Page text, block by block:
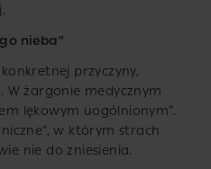
nieba”
przyczyny,
W żargonie medycznym
lękowym uogólnionym”.
w którym strach
nie do zniesienia.